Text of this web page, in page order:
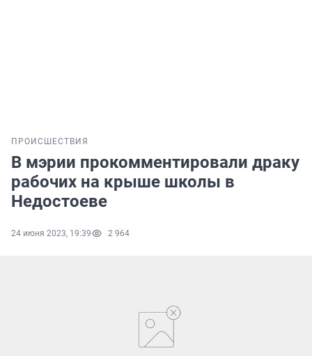
ПРОИСШЕСТВИЯ
В мэрии прокомментировали драку
рабочих на крыше школы в
Недостоеве
24 июня 2023, 19:39 2 964